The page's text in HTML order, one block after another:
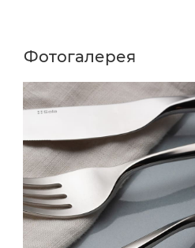
Фотогалерея